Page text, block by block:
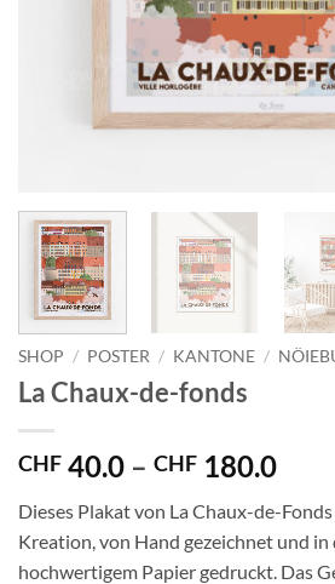
SHOP / POSTER / KANTONE /
La Chaux-de-fonds
CHF 40.0 – CHF 180.0
bis
Dieses Plakat von La Chaux-de-
Kreation, von Hand gezeichnet und in
hochwertigem Papier gedruckt. Das